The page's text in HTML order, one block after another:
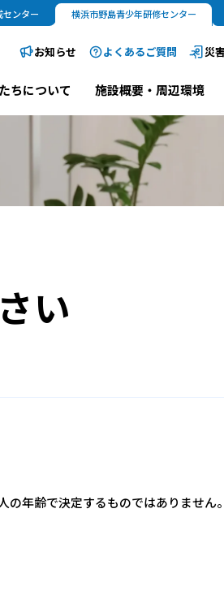
センター 横浜市野島青少年研修センター
お知らせ よくあるご質問 災
ちについて 施設概要・周辺環境
い
年齢で決定するものではありません。